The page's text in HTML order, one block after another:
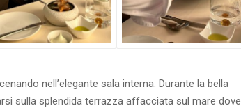
nell’elegante sala interna. Durante la bella
sulla splendida terrazza affacciata sul mare dove